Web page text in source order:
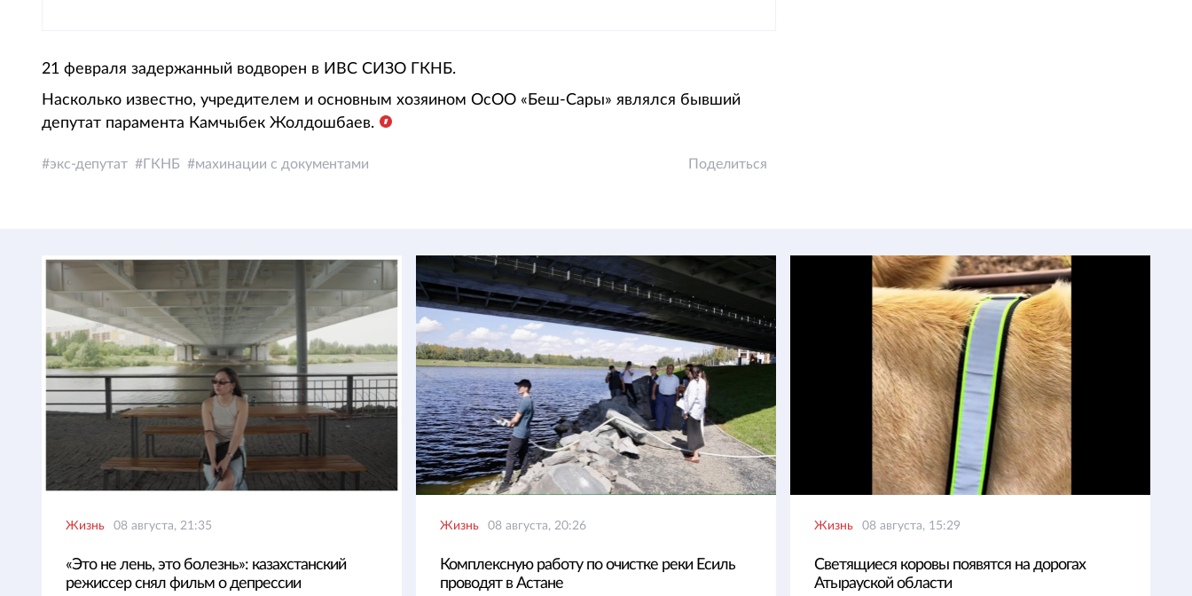
21 февраля задержанный водворен в ИВС СИЗО ГКНБ.
Насколько известно, учредителем и основным хозяином ОсОО «Беш-Сары» являлся бывший
депутат парамента Камчыбек Жолдошбаев.
экс-депутат ГКНБ махинации с документами Поделиться
Жизнь 08 августа, 21:35
«Это не лень, это болезнь»: казахстанский
режиссер снял фильм о депрессии
Жизнь 08 августа, 20:26
Комплексную работу по очистке реки Есиль
проводят в Астане
Жизнь 08 августа, 15:29
Светящиеся коровы появятся на дорогах
Атырауской области